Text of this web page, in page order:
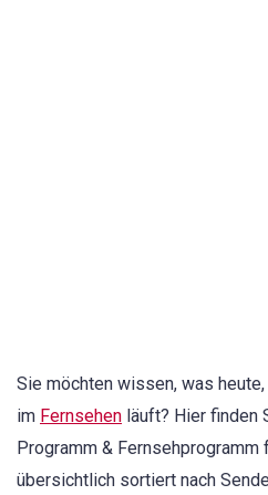
Sie möchten wissen, was
im Fernsehen läuft? Hier finden
Programm & Fernsehprogramm
übersichtlich sortiert nach